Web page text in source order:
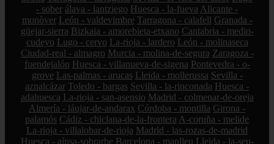
- sober álava - lantziego Huesca - la-fueva Alicante -
monòver León - valdevimbre Tarragona - calafell Granada -
güejar-sierra Bizkaia - amorebieta-etxano Cantabria - medio-
cudeyo Lugo - cervo La-rioja - lardero León - molinaseca
Ciudad-real - almagro Murcia - molina-de-segura Zaragoza -
fuendejalón Huesca - villanueva-de-sigena Pontevedra - o-
grove Las-palmas - arucas Lleida - mollerussa Sevilla -
aznalcázar Toledo - bargas Sevilla - la-rinconada Huesca -
adahuesca La-rioja - san-asensio Madrid - colmenar-de-oreja
Almería - láujar-de-andarax Córdoba - montilla Girona -
palamós Cádiz - chiclana-de-la-frontera A-coruña - melide
La-rioja - villalobar-de-rioja Madrid - las-rozas-de-madrid
Huesca - aínsa-sobrarbe Barcelona - manlleu Lleida - la-seu-